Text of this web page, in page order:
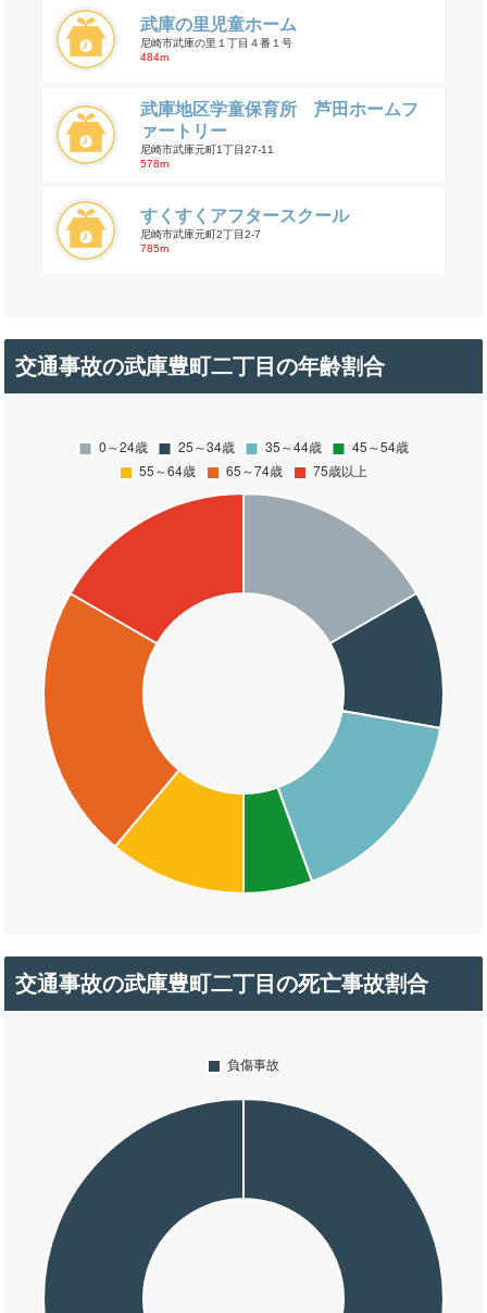
武庫の里児童ホーム
尼崎市武庫の里１丁目４番１号
484m
武庫地区学童保育所 芦田ホームフ
ァートリー
尼崎市武庫元町1丁目27-11
578m
すくすくアフタースクール
尼崎市武庫元町2丁目2-7
785m
交通事故の武庫豊町二丁目の年齢割合
交通事故の武庫豊町二丁目の死亡事故割合